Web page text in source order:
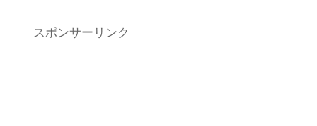
スポンサーリンク